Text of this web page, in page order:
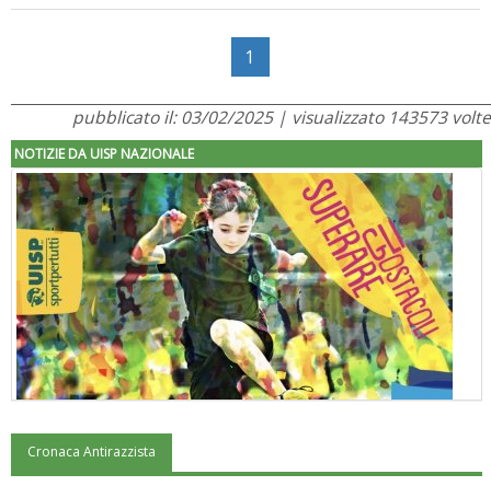
1
pubblicato il: 03/02/2025 | visualizzato 143573 volte
NOTIZIE DA UISP NAZIONALE
"Superare gli ostacoli": la relazione di Tiziano Pesce al CN Uisp
Cronaca Antirazzista